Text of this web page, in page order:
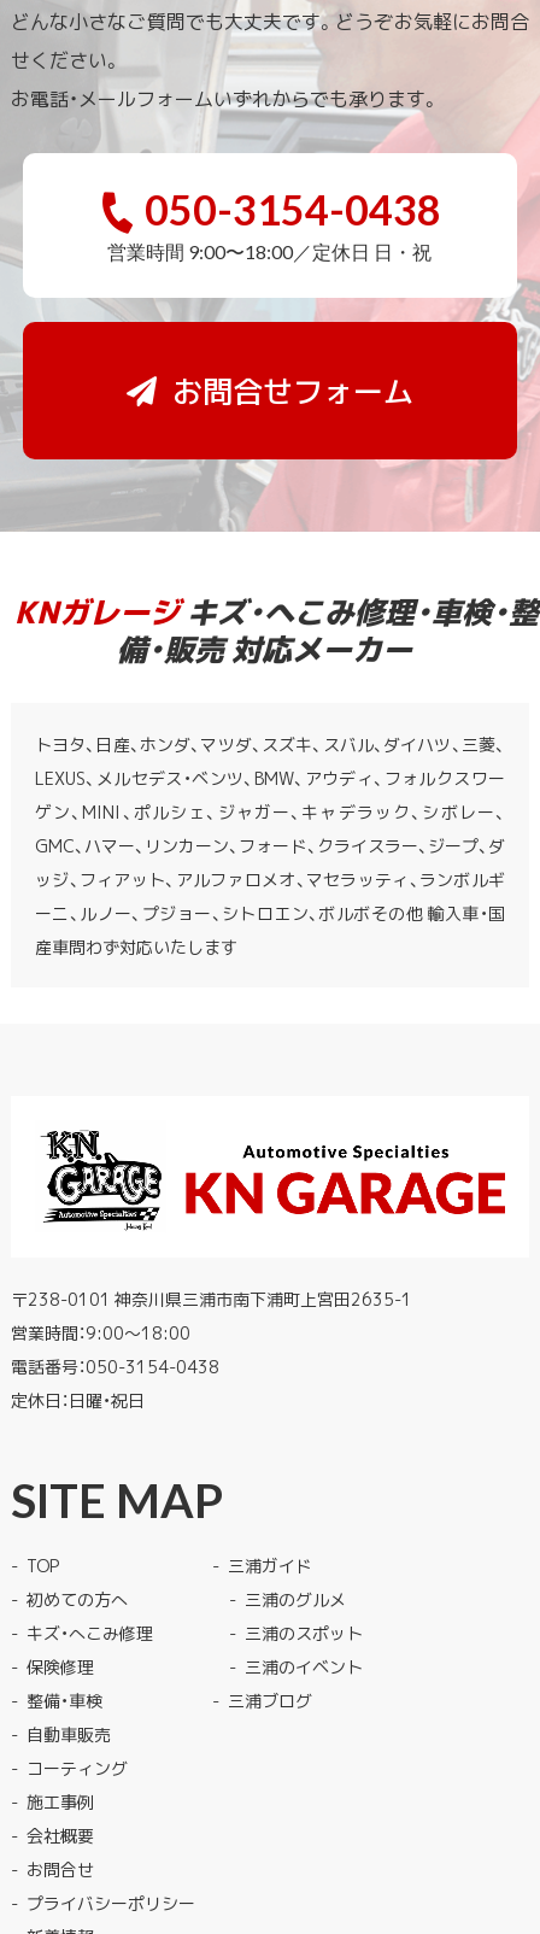
どんな小さなご質問でも大丈夫です。どうぞお気軽にお問合
せください。
お電話・メールフォームいずれからでも承ります。
050-3154-0438
営業時間 9:00〜18:00／定休日 日・祝
お問合せフォーム
KNガレージキズ・へこみ修理・車検・整
備・販売 対応メーカー
トヨタ、日産、ホンダ、マツダ、スズキ、スバル、ダイハツ、三菱、
LEXUS、メルセデス・ベンツ、BMW、アウディ、フォルクスワー
ゲン、MINI、ポルシェ、ジャガー、キャデラック、シボレー、
GMC、ハマー、リンカーン、フォード、クライスラー、ジープ、ダ
ッジ、フィアット、アルファロメオ、マセラッティ、ランボルギ
ーニ、ルノー、プジョー、シトロエン、ボルボその他 輸入車・国
産車問わず対応いたします
〒238-0101 神奈川県三浦市南下浦町上宮田2635-1
営業時間：9:00〜18:00
電話番号：050-3154-0438
定休日：日曜・祝日
SITE MAP
TOP
初めての方へ
キズ・へこみ修理
保険修理
整備・車検
自動車販売
コーティング
施工事例
会社概要
お問合せ
プライバシーポリシー
三浦ガイド
三浦のグルメ
三浦のスポット
三浦のイベント
三浦ブログ